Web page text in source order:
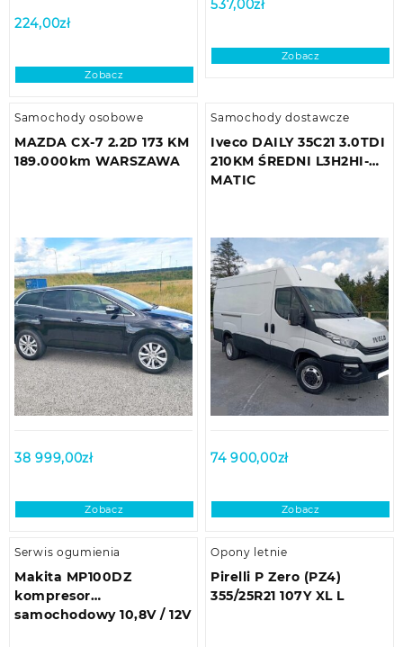
224,00zł
Zobacz
537,00zł
Zobacz
Samochody osobowe
MAZDA CX-7 2.2D 173 KM
189.000km WARSZAWA
38 999,00zł
Zobacz
Samochody dostawcze
Iveco DAILY 35C21 3.0TDI
210KM ŚREDNI L3H2HI-
MATIC
74 900,00zł
Zobacz
Serwis ogumienia
Makita MP100DZ
kompresor
samochodowy 10,8V / 12V
Opony letnie
Pirelli P Zero (PZ4)
355/25R21 107Y XL L